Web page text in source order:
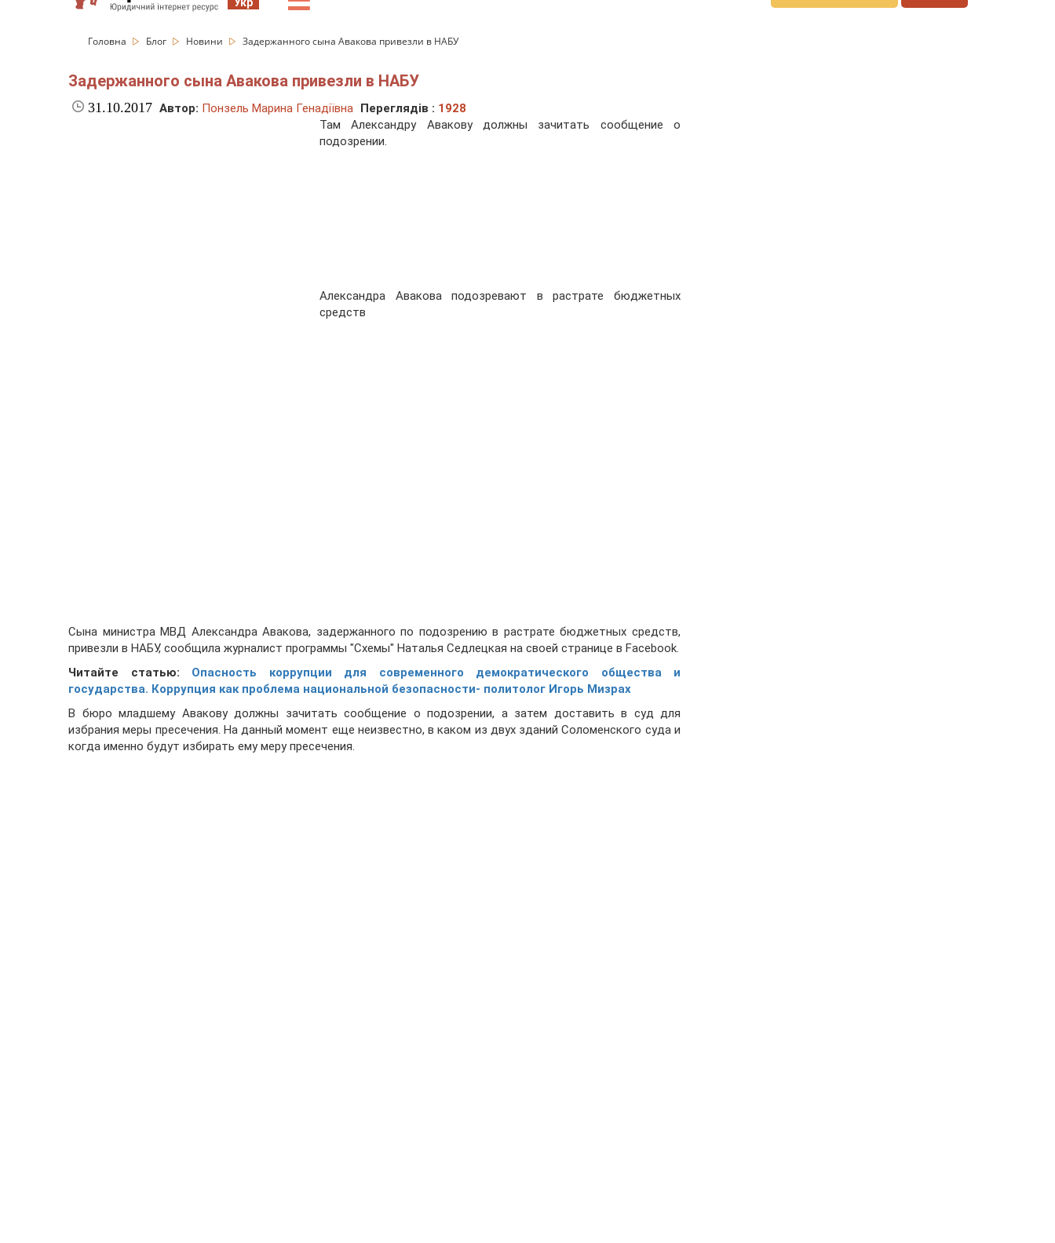
Головна Блог Новини Задержанного сына Авакова привезли в НАБУ
Задержанного сына Авакова привезли в НАБУ
31.10.2017 Автор: Понзель Марина Генадіївна Переглядів : 1928
Там Александру Авакову должны зачитать сообщение о
подозрении.
Александра Авакова подозревают в растрате бюджетных
средств
Сына министра МВД Александра Авакова, задержанного по подозрению в растрате бюджетных средств,
привезли в НАБУ, сообщила журналист программы "Схемы" Наталья Седлецкая на своей странице в Facebook.
Читайте статью: Опасность коррупции для современного демократического общества и
государства. Коррупция как проблема национальной безопасности- политолог Игорь Мизрах
В бюро младшему Авакову должны зачитать сообщение о подозрении, а затем доставить в суд для
избрания меры пресечения. На данный момент еще неизвестно, в каком из двух зданий Соломенского суда и
когда именно будут избирать ему меру пресечения.